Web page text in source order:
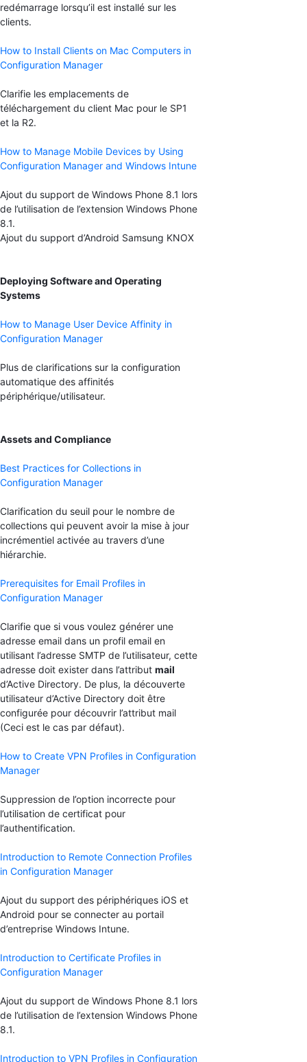
redémarrage lorsqu’il est installé sur les
clients.
How to Install Clients on Mac Computers in
Configuration Manager
Clarifie les emplacements de
téléchargement du client Mac pour le SP1
et la R2.
How to Manage Mobile Devices by Using
Configuration Manager and Windows Intune
Ajout du support de Windows Phone 8.1 lors
de l’utilisation de l’extension Windows Phone
8.1.
Ajout du support d’Android Samsung KNOX
Deploying Software and Operating
Systems
How to Manage User Device Affinity in
Configuration Manager
Plus de clarifications sur la configuration
automatique des affinités
périphérique/utilisateur.
Assets and Compliance
Best Practices for Collections in
Configuration Manager
Clarification du seuil pour le nombre de
collections qui peuvent avoir la mise à jour
incrémentiel activée au travers d’une
hiérarchie.
Prerequisites for Email Profiles in
Configuration Manager
Clarifie que si vous voulez générer une
adresse email dans un profil email en
utilisant l’adresse SMTP de l’utilisateur, cette
adresse doit exister dans l’attribut mail
d’Active Directory. De plus, la découverte
utilisateur d’Active Directory doit être
configurée pour découvrir l’attribut mail
(Ceci est le cas par défaut).
How to Create VPN Profiles in Configuration
Manager
Suppression de l’option incorrecte pour
l’utilisation de certificat pour
l’authentification.
Introduction to Remote Connection Profiles
in Configuration Manager
Ajout du support des périphériques iOS et
Android pour se connecter au portail
d’entreprise Windows Intune.
Introduction to Certificate Profiles in
Configuration Manager
Ajout du support de Windows Phone 8.1 lors
de l’utilisation de l’extension Windows Phone
8.1.
Introduction to VPN Profiles in Configuration